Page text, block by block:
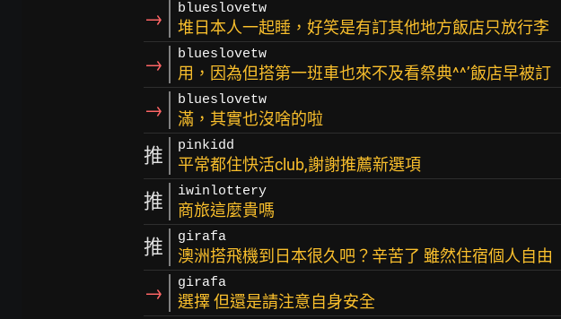
→ blueslovetw
堆日本人一起睡，好笑是有訂其他地方飯店只放行李
→ blueslovetw
用，因為但搭第一班車也來不及看祭典^^’飯店早被訂
→ blueslovetw
滿，其實也沒啥的啦
推 pinkidd
平常都住快活club,謝謝推薦新選項
推 iwinlottery
商旅這麼貴嗎
推 girafa
澳洲搭飛機到日本很久吧？辛苦了 雖然住宿個人自由
→ girafa
選擇 但還是請注意自身安全